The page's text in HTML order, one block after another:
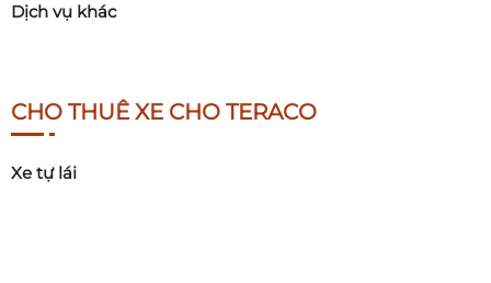
Dịch vụ khác
CHO THUÊ XE CHO TERACO
Xe tự lái